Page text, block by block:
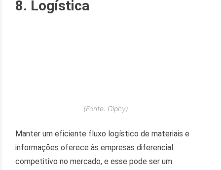
8. Logística
(Fonte: Giphy)
Manter um eficiente fluxo logístico de materiais e
informações oferece às empresas diferencial
competitivo no mercado, e esse pode ser um